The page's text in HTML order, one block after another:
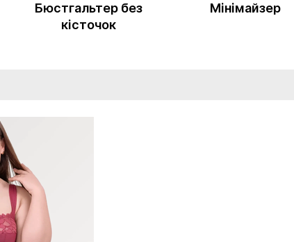
Бюстгальтер без
кісточок
Мінімайзер